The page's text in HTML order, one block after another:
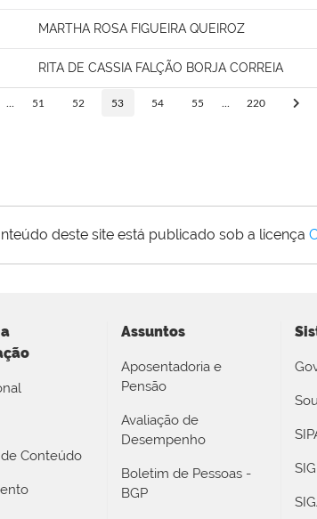
MARTHA ROSA FIGUEIRA QUEIROZ
RITA DE CASSIA FALÇÃO BORJA CORREIA
51 52 53 54 55 220
deste site está publicado sob a licença
Conteúdo
Assuntos
Aposentadoria e
Pensão
Avaliação de
Desempenho
Boletim de Pessoas -
BGP